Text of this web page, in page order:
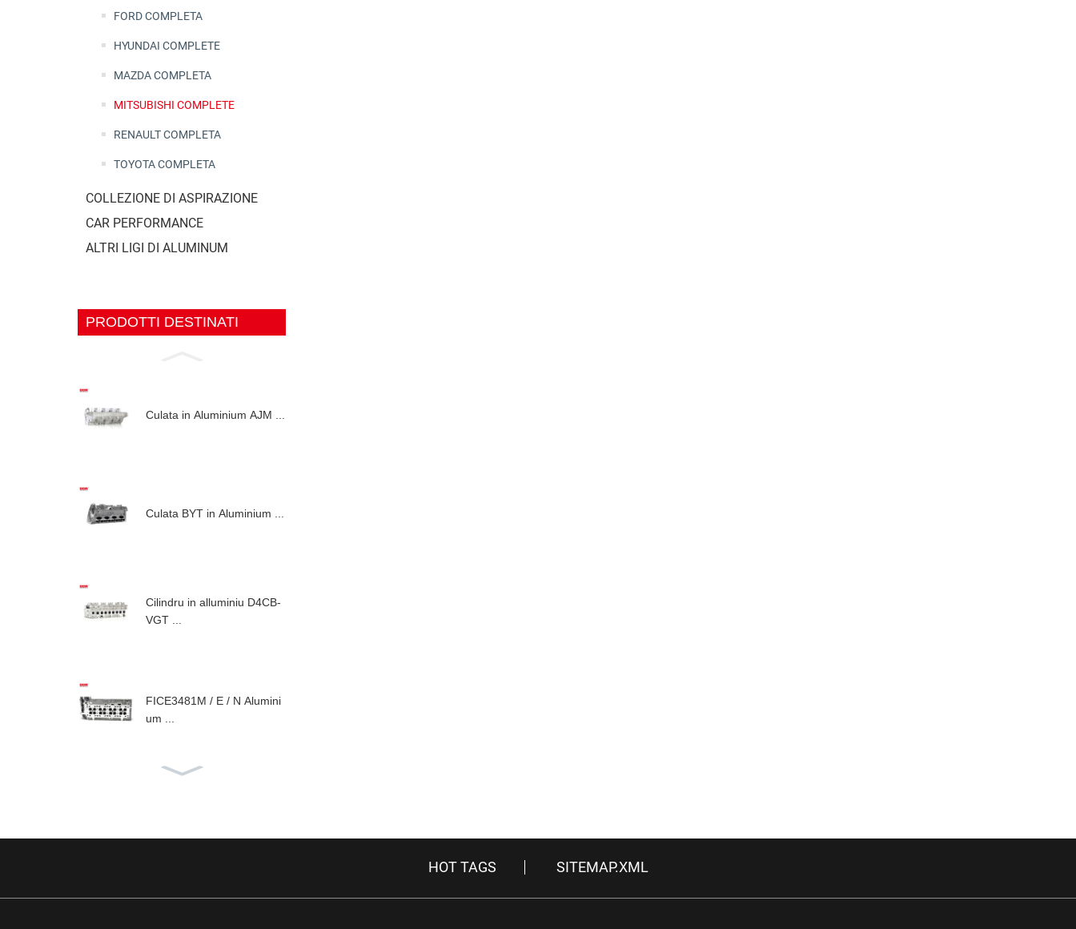
FORD COMPLETA
HYUNDAI COMPLETE
MAZDA COMPLETA
MITSUBISHI COMPLETE
RENAULT COMPLETA
TOYOTA COMPLETA
COLLEZIONE DI ASPIRAZIONE
CAR PERFORMANCE
ALTRI LIGI DI ALUMINUM
PRODOTTI DESTINATI
Culata in Aluminium AJM ...
Culata BYT in Aluminium ...
Cilindru in alluminiu D4CB-
VGT ...
FICE3481M / E / N Alumini
um ...
HOT TAGS SITEMAP.XML